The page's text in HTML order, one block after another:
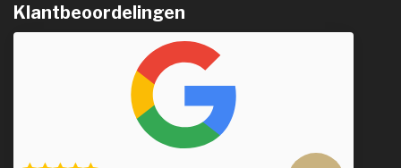
Klantbeoordelingen